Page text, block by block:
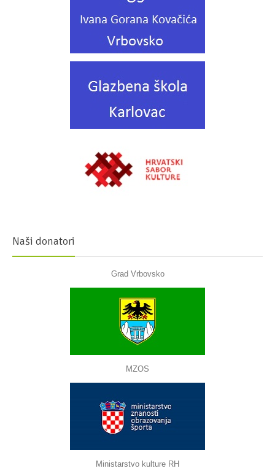
Naši donatori
Grad Vrbovsko
MZOS
Ministarstvo kulture RH